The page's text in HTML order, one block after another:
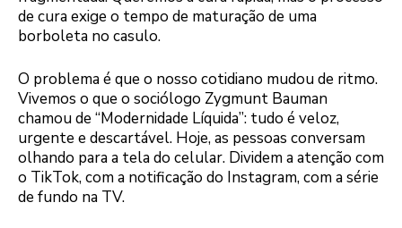
de cura exige o tempo de maturação de uma
borboleta no casulo.
O problema é que o nosso cotidiano mudou de ritmo.
Vivemos o que o sociólogo Zygmunt Bauman
chamou de “Modernidade Líquida”: tudo é veloz,
urgente e descartável. Hoje, as pessoas conversam
olhando para a tela do celular. Dividem a atenção com
o TikTok, com a notificação do Instagram, com a série
de fundo na TV.